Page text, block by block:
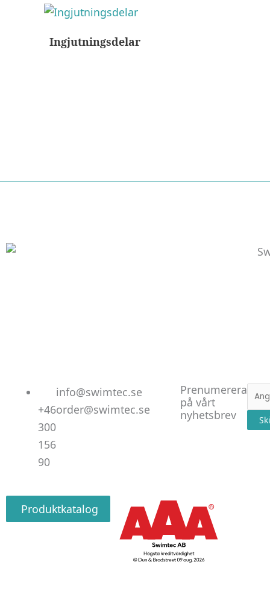
Ingjutningsdelar
+46
300
156
90
info@swimtec.se
order@swimtec.se
Prenumerera
på vårt
nyhetsbrev
E-
post
Produktkatalog